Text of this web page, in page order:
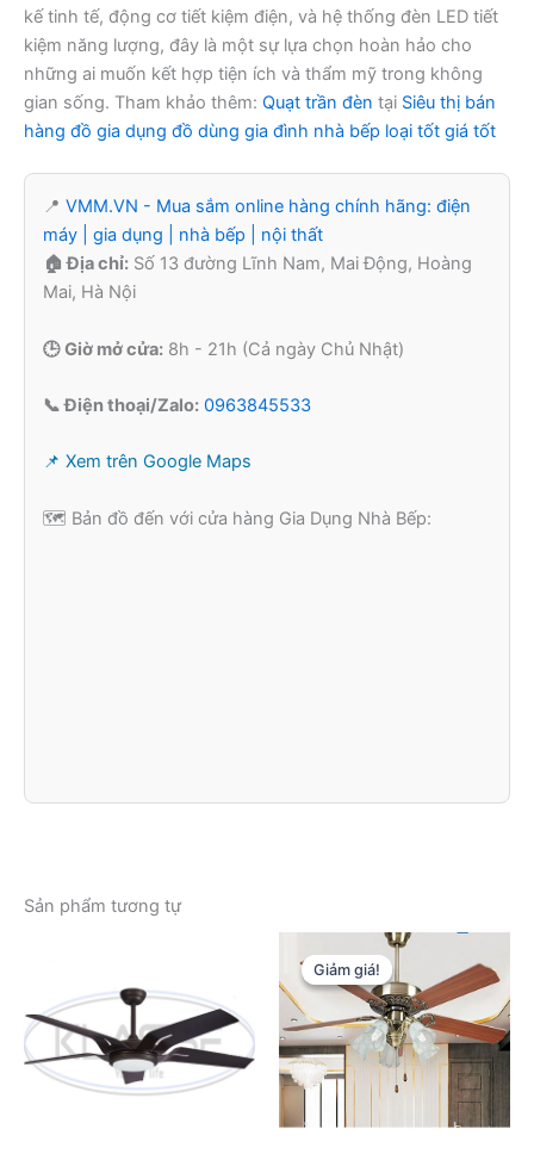
kế tinh tế, động cơ tiết kiệm điện, và hệ thống đèn LED tiết
kiệm năng lượng, đây là một sự lựa chọn hoàn hảo cho
những ai muốn kết hợp tiện ích và thẩm mỹ trong không
gian sống. Tham khảo thêm: Quạt trần đèn tại Siêu thị bán
hàng đồ gia dụng đồ dùng gia đình nhà bếp loại tốt giá tốt
📍 VMM.VN - Mua sắm online hàng chính hãng: điện
máy | gia dụng | nhà bếp | nội thất
🏠 Địa chỉ: Số 13 đường Lĩnh Nam, Mai Động, Hoàng
Mai, Hà Nội
🕒 Giờ mở cửa: 8h - 21h (Cả ngày Chủ Nhật)
📞 Điện thoại/Zalo: 0963845533
📌 Xem trên Google Maps
🗺️ Bản đồ đến với cửa hàng Gia Dụng Nhà Bếp:
Sản phẩm tương tự
Giảm giá!
Giảm giá!